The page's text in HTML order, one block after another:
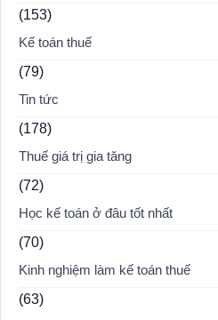
(153)
Kế toán thuế
(79)
Tin tức
(178)
Thuế giá trị gia tăng
(72)
Học kế toán ở đâu tốt nhất
(70)
Kinh nghiệm làm kế toán thuế
(63)